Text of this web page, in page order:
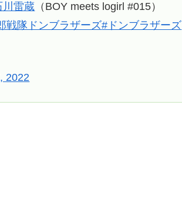
川雷蔵 （BOY meets logirl #015）
戦隊ドンブラザーズ#ドンブラザーズ
2022